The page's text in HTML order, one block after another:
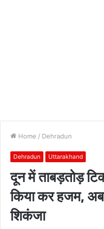
Home / Dehradun
Dehradun Uttarakhand
दून में ताबड़तोड़
किया कर हजम,
शिकंजा